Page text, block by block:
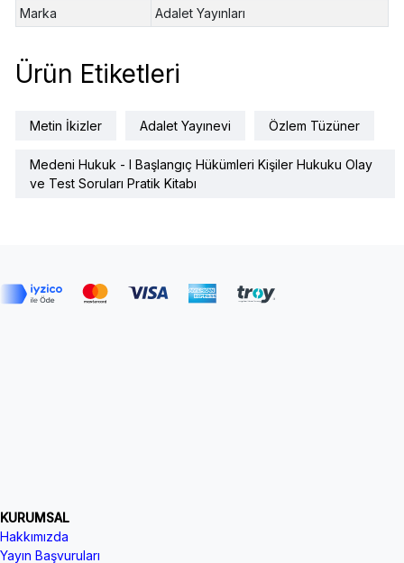
Marka
Adalet Yayınları
Ürün Etiketleri
Metin İkizler Adalet Yayınevi Özlem Tüzüner
Medeni Hukuk - I Başlangıç Hükümleri Kişiler Hukuku Olay
ve Test Soruları Pratik Kitabı
KURUMSAL
Hakkımızda
Yayın Başvuruları